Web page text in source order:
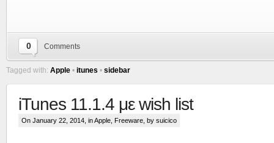
0 Comments
Tagged with: Apple • itunes • sidebar
iTunes 11.1.4 με wish list
On January 22, 2014, inApple Freeware , by suicico